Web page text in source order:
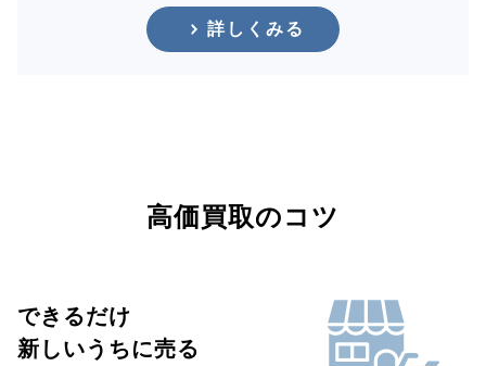
詳しくみる
高価買取のコツ
できるだけ
新しいうちに売る